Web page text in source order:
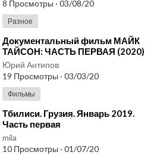
8 Просмотры · 03/08/20
Разное
⁣Документальный фильм МАЙК
ТАЙСОН: ЧАСТЬ ПЕРВАЯ (2020)
Юрий Антипов
19 Просмотры · 03/03/20
Фильмы
⁣Тбилиси. Грузия. Январь 2019.
Часть первая
mila
10 Просмотры · 01/07/20